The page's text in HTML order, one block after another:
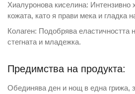
Хиалуронова киселина: Интензивно
кожата, като я прави мека и гладка
Колаген: Подобрява еластичността
стегната и младежка.
Предимства на продукта:
Обединява ден и нощ в една грижа,